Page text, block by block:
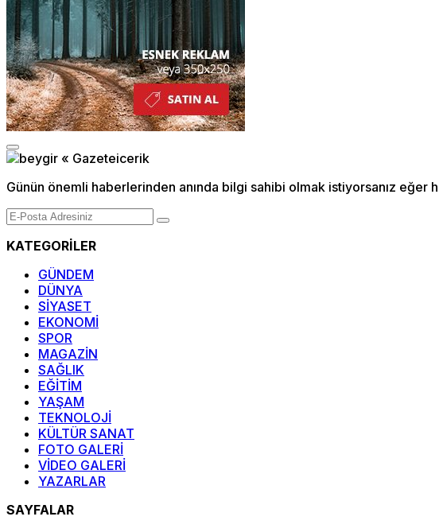
Günün önemli haberlerinden anında bilgi sahibi olmak istiyorsanız eğer
KATEGORİLER
GÜNDEM
DÜNYA
SİYASET
EKONOMİ
SPOR
MAGAZİN
SAĞLIK
EĞİTİM
YAŞAM
TEKNOLOJİ
KÜLTÜR SANAT
FOTO GALERİ
VİDEO GALERİ
YAZARLAR
SAYFALAR